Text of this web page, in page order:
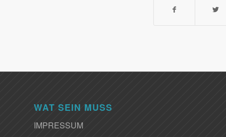
WAT SEIN MUSS
IMPRESSUM